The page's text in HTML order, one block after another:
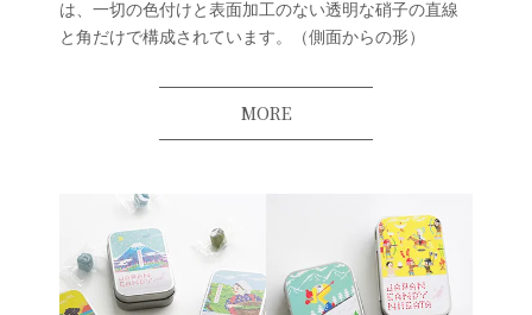
は、一切の色付けと表面加工のない透明な硝子の直線
と角だけで構成されています。（側面からの形）
MORE